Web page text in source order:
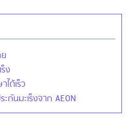
ง
ได้เร็ว
กันมะเร็งจาก AEON